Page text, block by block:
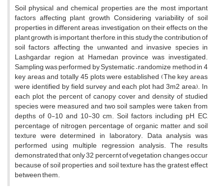
Soil physical and chemical properties are the most important
factors affecting plant growth Considering variability of soil
properties in different areas, investigation on their effects on the
plant growth is important, therfore, in this study the contribution of
soil factors affecting the unwanted and invasive species in
Lashgardar region at Hamedan province was investigated.
Sampling was performed by Systematic – randomize method in 4
key areas and totally 45 plots were established (The key areas
were identified by field survey and each plot had 3m2 area). In
each plot, the percent of canopy cover and density of studied
species were measured and two soil samples were taken from
depths of 0-10 and 10-30 cm. Soil factors including pH, EC,
percentage of nitrogen, percentage of organic matter, and soil
texture were determined in laboratory. Data analysis was
performed using multiple regression analysis. The results
demonstrated that only 32 percernt of vegetation changes occur
because of soil properties and soil texture has the gratest effect
between them.